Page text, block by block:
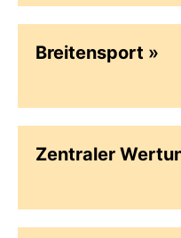
Breitensport
Zentraler